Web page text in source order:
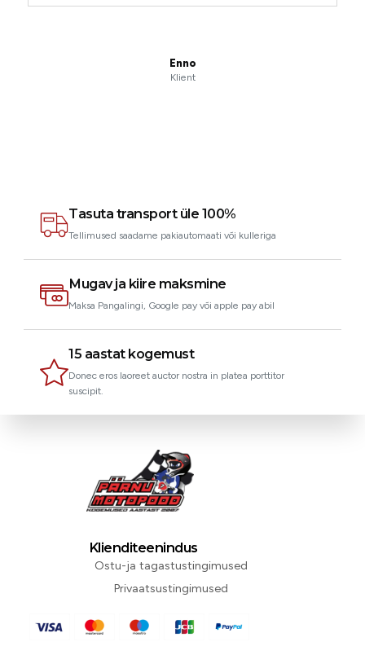
Enno
Klient
Tasuta transport üle 100%
Tellimused saadame pakiautomaati või kulleriga
Mugav ja kiire maksmine
Maksa Pangalingi, Google pay või apple pay abil
15 aastat kogemust
Donec eros laoreet auctor nostra in platea porttitor
suscipit.
Klienditeenindus
Ostu-ja tagastustingimused
Privaatsustingimused